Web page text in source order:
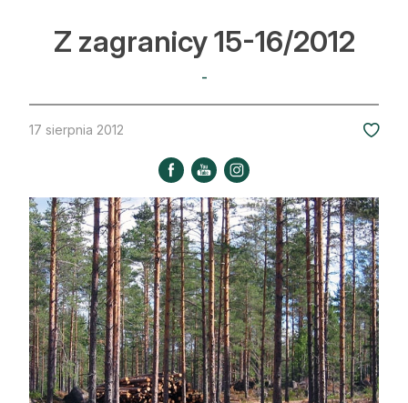
Hodowla lasu
Nowe technologie
Kultura i historia
Strefa eksperta
Auto do lasu
Dla drwala
Leśnik na zakupach
Z zagranicy
Z zagranicy 15-16/2012
-
17 sierpnia 2012